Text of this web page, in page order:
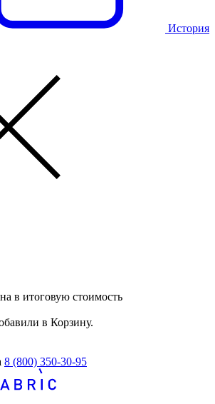
История
в итоговую стоимость
в Корзину.
8 (800) 350-30-95